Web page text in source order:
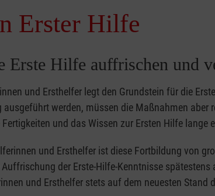
Erster Hilfe
Erste Hilfe auffrischen und
und Ersthelfer legt den Grundstein für die
werden, müssen die Maßnahmen aber
und das Wissen zur Ersten Hilfe lange
und Ersthelfer ist diese Fortbildung von
der Erste-Hilfe-Kenntnisse
und Ersthelfer stets auf dem neuesten Stand